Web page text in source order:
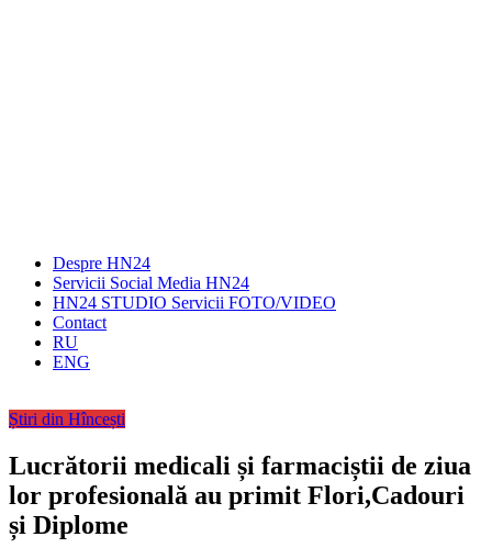
Despre HN24
Servicii Social Media HN24
HN24 STUDIO Servicii FOTO/VIDEO
Contact
RU
ENG
Știri din Hîncești
Lucrătorii medicali și farmaciștii de ziua
lor profesională au primit Flori,Cadouri
și Diplome